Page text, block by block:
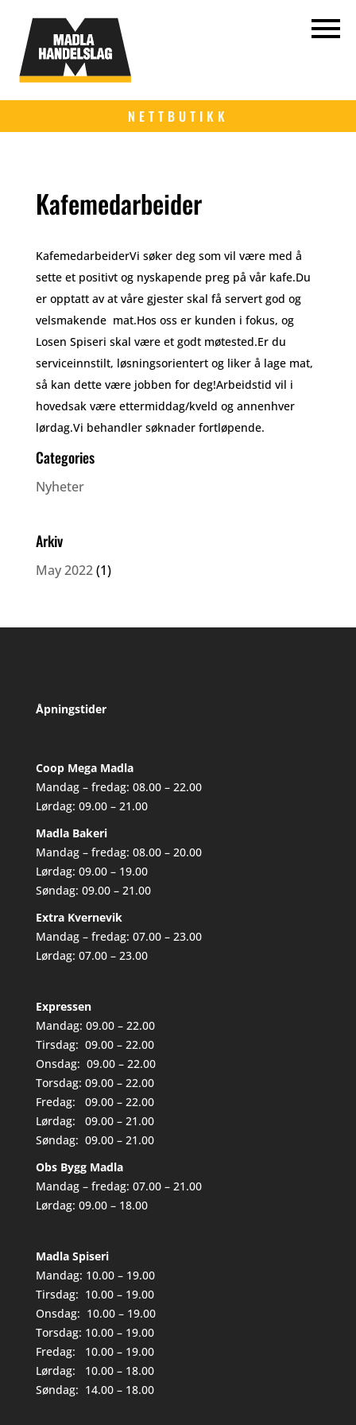
NETTBUTIKK
Kafemedarbeider
KafemedarbeiderVi søker deg som vil være med å
sette et positivt og nyskapende preg på vår kafe.Du
er opptatt av at våre gjester skal få servert god og
velsmakende mat.Hos oss er kunden i fokus, og
Losen Spiseri skal være et godt møtested.Er du
serviceinnstilt, løsningsorientert og liker å lage mat,
så kan dette være jobben for deg!Arbeidstid vil i
hovedsak være ettermiddag/kveld og annenhver
lørdag.Vi behandler søknader fortløpende.
Categories
Nyheter
Arkiv
May 2022(1)
Åpningstider
Coop Mega Madla
Mandag – fredag: 08.00 – 22.00
Lørdag: 09.00 – 21.00
Madla Bakeri
Mandag – fredag: 08.00 – 20.00
Lørdag: 09.00 – 19.00
Søndag: 09.00 – 21.00
Extra Kvernevik
Mandag – fredag: 07.00 – 23.00
Lørdag: 07.00 – 23.00
Expressen
Mandag: 09.00 – 22.00
Tirsdag: 09.00 – 22.00
Onsdag: 09.00 – 22.00
Torsdag: 09.00 – 22.00
Fredag: 09.00 – 22.00
Lørdag: 09.00 – 21.00
Søndag: 09.00 – 21.00
Obs Bygg Madla
Mandag – fredag: 07.00 – 21.00
Lørdag: 09.00 – 18.00
Madla Spiseri
Mandag: 10.00 – 19.00
Tirsdag: 10.00 – 19.00
Onsdag: 10.00 – 19.00
Torsdag: 10.00 – 19.00
Fredag: 10.00 – 19.00
Lørdag: 10.00 – 18.00
Søndag: 14.00 – 18.00